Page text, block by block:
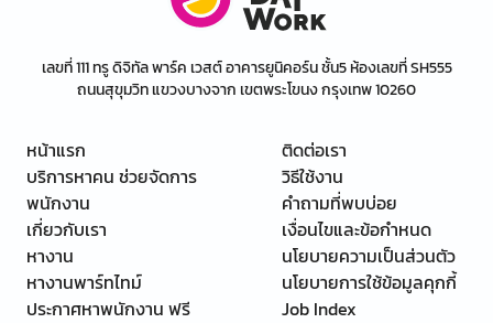
เลขที่ 111 ทรู ดิจิทัล พาร์ค เวสต์ อาคารยูนิคอร์น ชั้น5 ห้องเลขที่ SH555
ถนนสุขุมวิท แขวงบางจาก เขตพระโขนง กรุงเทพ 10260
หน้าแรก
บริการหาคน ช่วยจัดการ
พนักงาน
เกี่ยวกับเรา
หางาน
หางานพาร์ทไทม์
ประกาศหาพนักงาน ฟรี
ติดต่อเรา
วิธีใช้งาน
คำถามที่พบบ่อย
เงื่อนไขและข้อกำหนด
นโยบายความเป็นส่วนตัว
นโยบายการใช้ข้อมูลคุกกี้
Job Index